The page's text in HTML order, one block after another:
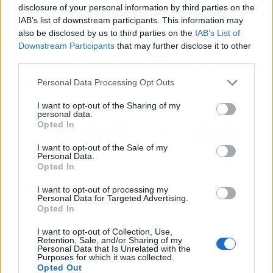
disclosure of your personal information by third parties on the
IAB’s list of downstream participants. This information may
also be disclosed by us to third parties on the IAB’s List of
Downstream Participants that may further disclose it to other
Personal Data Processing Opt Outs
I want to opt-out of the Sharing of my
personal data.
Opted In
I want to opt-out of the Sale of my
Personal Data.
Opted In
I want to opt-out of processing my
Personal Data for Targeted Advertising.
Opted In
I want to opt-out of Collection, Use,
Retention, Sale, and/or Sharing of my
Personal Data that Is Unrelated with the
Purposes for which it was collected.
Opted Out
Artículo anterior
Practicar con regularidad
deportes como el hockey
Artículo siguiente
Puntos de recarga para
coches eléctricos, con